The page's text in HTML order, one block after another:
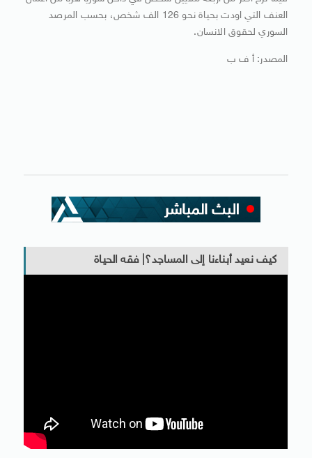
العنف التي اودت بحياة نحو 126 الف شخص، بحسب المرصد
السوري لحقوق الانسان.
المصدر: أ ف ب
كيف نعيد أبناءنا إلى المساجد؟| فقه الحياة